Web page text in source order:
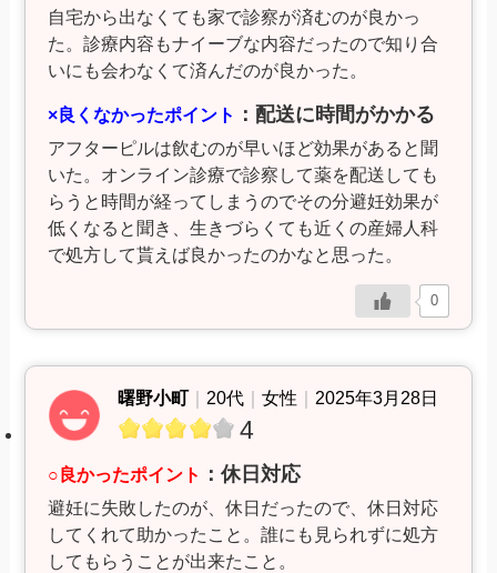
自宅から出なくても家で診察が済むのが良かっ
た。診療内容もナイーブな内容だったので知り合
いにも会わなくて済んだのが良かった。
×良くなかったポイント ：配送に時間がかかる
アフターピルは飲むのが早いほど効果があると聞
いた。オンライン診療で診察して薬を配送しても
らうと時間が経ってしまうのでその分避妊効果が
低くなると聞き、生きづらくても近くの産婦人科
で処方して貰えば良かったのかなと思った。
0
曙野小町｜ 20代 ｜女性 ｜ 2025年3月28日
4
○良かったポイント ：休日対応
避妊に失敗したのが、休日だったので、休日対応
してくれて助かったこと。誰にも見られずに処方
してもらうことが出来たこと。